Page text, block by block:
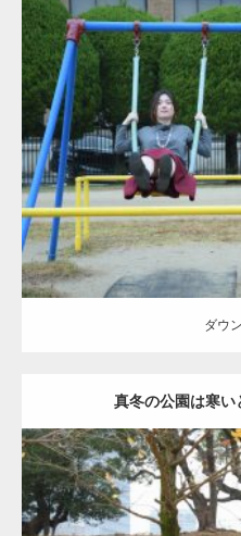
ーズを
Update:
Category:公園のマッチョ その他
ダウンロード
ダウ
真冬の公園は寒い
Update: